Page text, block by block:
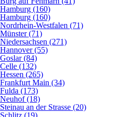
Hamburg (160)
Hamburg (160)
Nordrhein-Westfalen (71)
Münster (71)
Niedersachsen (271)
Hannover (55)
Goslar (84)
Celle (132)
Hessen (265)
Frankfurt Main (34)
Fulda (173)
Neuhof (18)
Steinau an der Strasse (20)
Schlitz (19)